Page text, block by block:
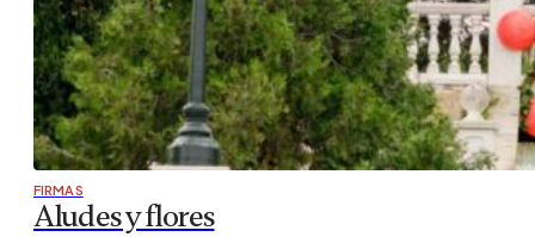
FIRMAS
Aludes y flores